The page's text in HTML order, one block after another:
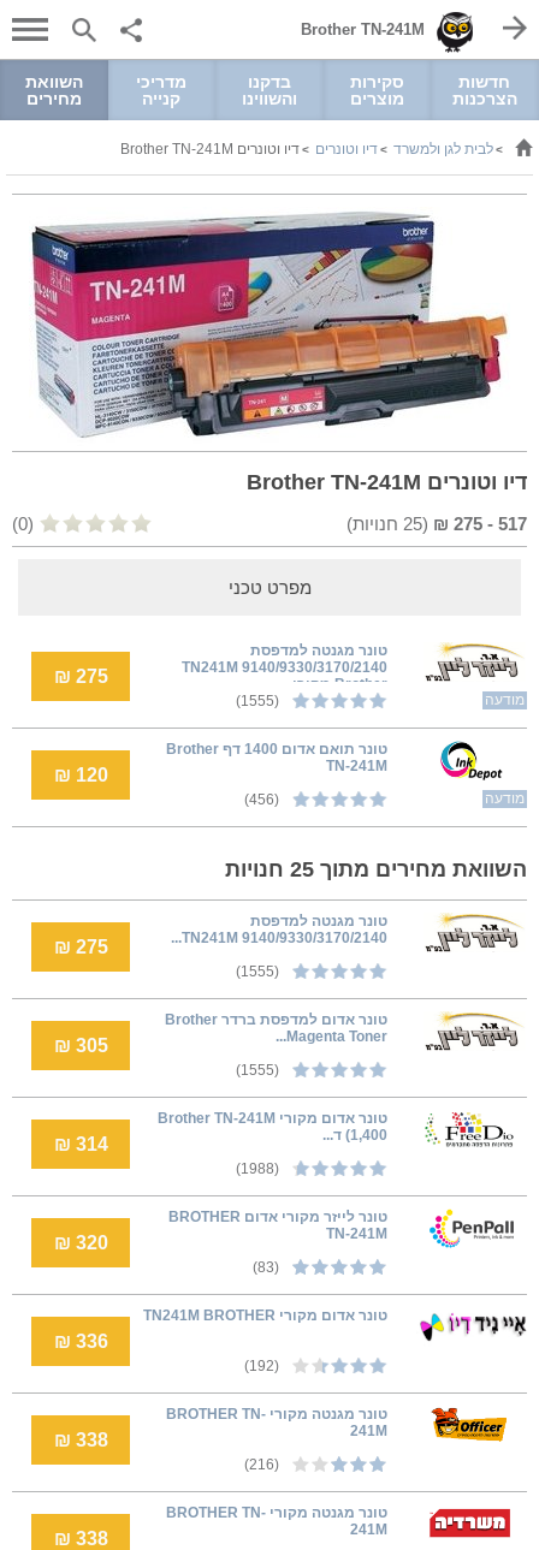
Brother TN-241M
חדשות
הצרכנות
סקירות
מוצרים
בדקנו
והשווינו
מדריכי
קנייה
השוואת
מחירים
>לבית לגן ולמשרד >דיו וטונרים >דיו וטונרים Brother TN-241M
דיו וטונרים Brother TN-241M
517
-
275
₪
(
25 חנויות) (0)
מפרט טכני
מודעה
טונר מגנטה למדפסת
9140/9330/3170/2140 TN241M
Brother מקורי
(1555)
275 ₪
מודעה
טונר תואם אדום 1400 דף Brother
TN-241M
(456)
120 ₪
השוואת מחירים מתוך 25 חנויות
טונר מגנטה למדפסת
9140/9330/3170/2140 TN241M...
(1555)
275 ₪
טונר אדום למדפסת ברדר Brother
Magenta Toner...
(1555)
305 ₪
טונר אדום מקורי Brother TN-241M
(1,400 ד...
(1988)
314 ₪
טונר לייזר מקורי אדום BROTHER
TN-241M
(83)
320 ₪
טונר אדום מקורי TN241M BROTHER
(192)
336 ₪
טונר מגנטה מקורי BROTHER TN-
241M
(216)
338 ₪
טונר מגנטה מקורי BROTHER TN-
241M
338 ₪